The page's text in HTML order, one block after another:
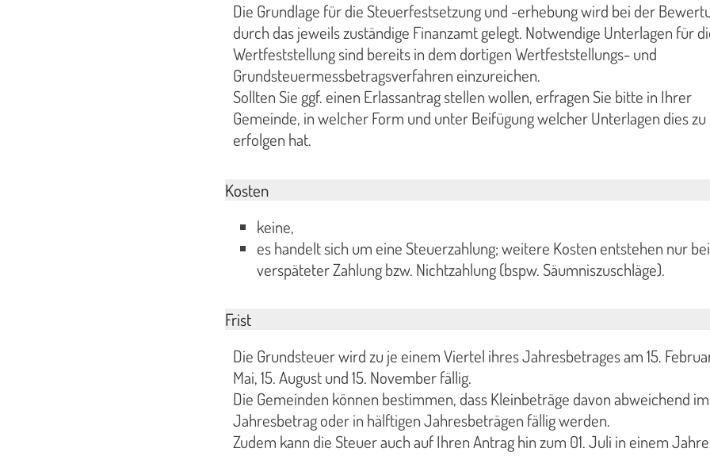
Die Grundlage für die Steuerfestsetzung und -erhebung wird bei der
durch das jeweils zuständige Finanzamt gelegt. Notwendige Unterlagen für
Wertfeststellung sind bereits in dem dortigen Wertfeststellungs- und
Grundsteuermessbetragsverfahren einzureichen.
Sollten Sie ggf. einen Erlassantrag stellen wollen, erfragen Sie bitte in Ihrer
Gemeinde, in welcher Form und unter Beifügung welcher Unterlagen dies zu
erfolgen hat.
Kosten
keine,
es handelt sich um eine Steuerzahlung; weitere Kosten entstehen nur bei
verspäteter Zahlung bzw. Nichtzahlung (bspw. Säumniszuschläge).
Frist
Die Grundsteuer wird zu je einem Viertel ihres Jahresbetrages am 15.
Mai, 15. August und 15. November fällig.
Die Gemeinden können bestimmen, dass Kleinbeträge davon abweichend im
Jahresbetrag oder in hälftigen Jahresbeträgen fällig werden.
Zudem kann die Steuer auch auf Ihren Antrag hin zum 01. Juli in einem